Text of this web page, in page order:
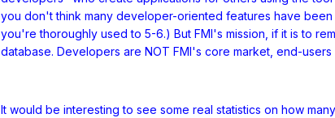
you don't think many developer-oriented features have
you're thoroughly used to 5-6.) But FMI's mission, if it is to
database. Developers are NOT FMI's core market, end-users
It would be interesting to see some real statistics on how